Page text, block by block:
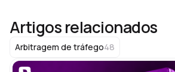
Artigos relacionados
Arbitragem de tráfego48